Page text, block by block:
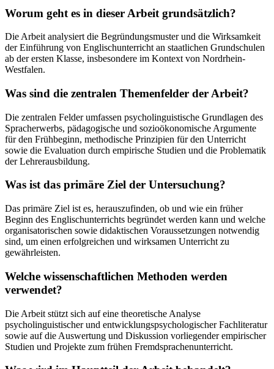
Worum geht es in dieser Arbeit grundsätzlich?
Die Arbeit analysiert die Begründungsmuster und die Wirksamkeit
der Einführung von Englischunterricht an staatlichen Grundschulen
ab der ersten Klasse, insbesondere im Kontext von Nordrhein-
Westfalen.
Was sind die zentralen Themenfelder der Arbeit?
Die zentralen Felder umfassen psycholinguistische Grundlagen des
Spracherwerbs, pädagogische und sozioökonomische Argumente
für den Frühbeginn, methodische Prinzipien für den Unterricht
sowie die Evaluation durch empirische Studien und die Problematik
der Lehrerausbildung.
Was ist das primäre Ziel der Untersuchung?
Das primäre Ziel ist es, herauszufinden, ob und wie ein früher
Beginn des Englischunterrichts begründet werden kann und welche
organisatorischen sowie didaktischen Voraussetzungen notwendig
sind, um einen erfolgreichen und wirksamen Unterricht zu
gewährleisten.
Welche wissenschaftlichen Methoden werden
verwendet?
Die Arbeit stützt sich auf eine theoretische Analyse
psycholinguistischer und entwicklungspsychologischer Fachliteratur
sowie auf die Auswertung und Diskussion vorliegender empirischer
Studien und Projekte zum frühen Fremdsprachenunterricht.